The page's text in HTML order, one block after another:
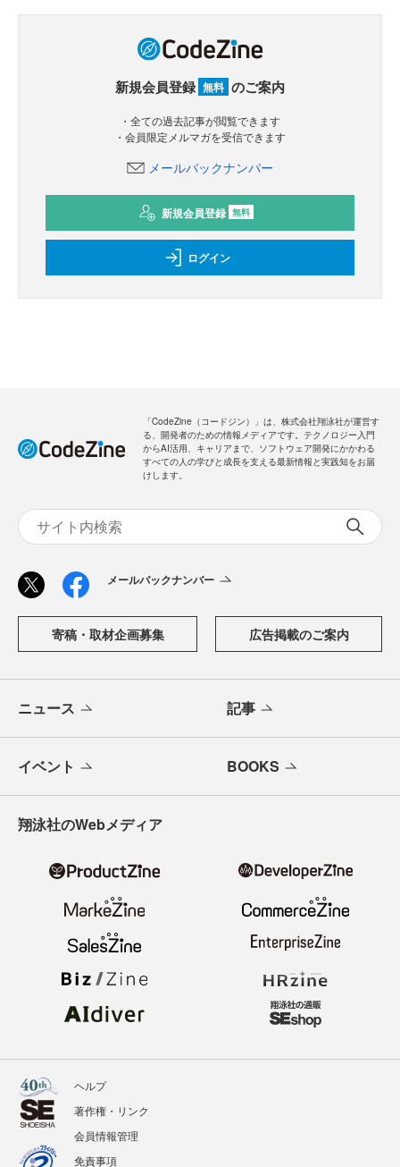
新規会員登録 無料 のご案内
・全ての過去記事が閲覧できます
・会員限定メルマガを受信できます
メールバックナンバー
新規会員登録 無料
ログイン
「CodeZine（コードジン）」は、株式会社翔泳社が運営す
る、開発者のための情報メディアです。テクノロジー入門
からAI活用、キャリアまで、ソフトウェア開発にかかわる
すべての人の学びと成長を支える最新情報と実践知をお届
けします。
メールバックナンバー
寄稿・取材企画募集 広告掲載のご案内
ニュース 記事
イベント BOOKS
翔泳社のWebメディア
ヘルプ
著作権・リンク
会員情報管理
免責事項